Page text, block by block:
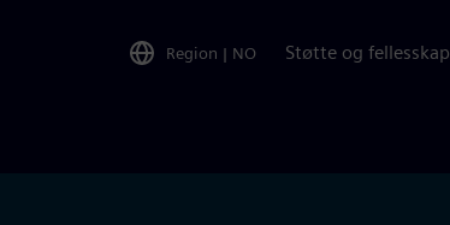
Region | NO Støtte og fellesskap